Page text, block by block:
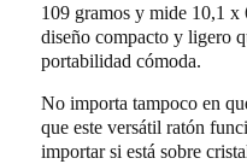
109 gramos y mide 10,1
diseño compacto y ligero
portabilidad cómoda.
No importa tampoco en
que este versátil ratón
importar si está sobre